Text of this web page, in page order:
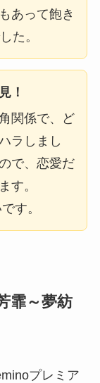
あって飽き
た。
！
関係で、ど
ラしまし
で、恋愛だ
す。
す。
霏～夢紡
プレミア